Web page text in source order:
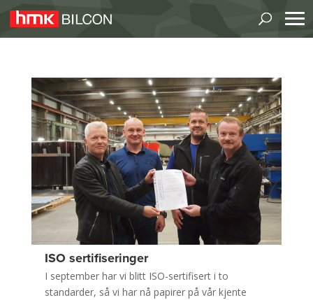
ISO sertifiseringer
I september har vi blitt ISO-sertifisert i to
standarder, så vi har nå papirer på vår kjente